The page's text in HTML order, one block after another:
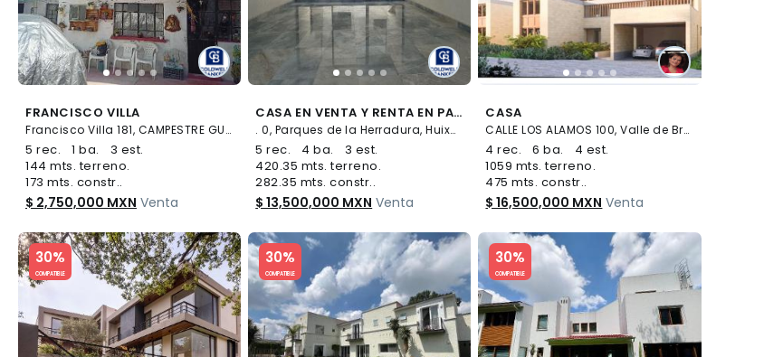
FRANCISCO VILLA
Francisco Villa 181, CAMPESTRE GUADALUPANA, Nezahualcóyotl
5 rec. 1 ba.
3 est.
144 mts. terreno.
173 mts. constr..
$ 2,750,000 MXN Venta
CASA EN VENTA Y RENTA EN PARQUES DE LA HERRADURA, HUIXQUILUCAN
. 0, Parques de la Herradura, Huixquilucan
5 rec. 4 ba.
3 est.
420.35 mts. terreno.
282.35 mts. constr..
$ 13,500,000 MXN Venta
CASA
CALLE LOS ALAMOS 100, Valle de Bravo, Valle de Bravo
4 rec. 6 ba.
4 est.
1059 mts. terreno.
475 mts. constr..
$ 16,500,000 MXN Venta
30%
COMPATIBLE
Slide 1 of 5
30%
COMPATIBLE
Slide 1 of 5
30%
COMPATIBLE
Slide 1 of 5